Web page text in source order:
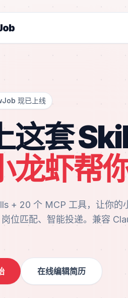
现已上线
这套
龙虾帮
+ 20 个 MCP 工具，让你的
位匹配、智能投递。兼容
在线编辑简历